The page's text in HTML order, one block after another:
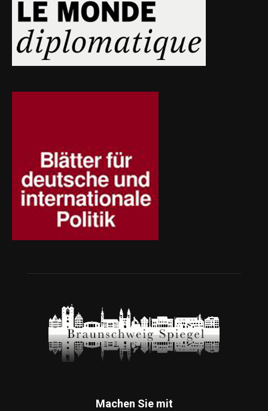
Machen Sie mit